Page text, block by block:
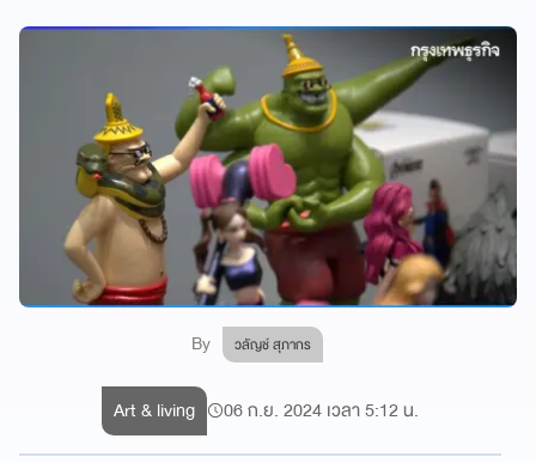
By วลัญช์ สุภากร
Art & living 06 ก.ย. 2024 เวลา 5:12 น.